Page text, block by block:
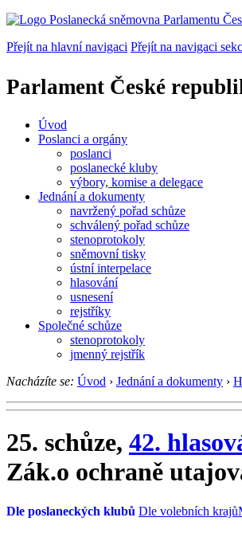
Přejít na hlavní navigaci Přejít na navigaci
Parlament České
Úvod
Poslanci a orgány
poslanci
poslanecké kluby
výbory, komise a delegace
Jednání a dokumenty
navržený pořad schůze
schválený pořad schůze
stenoprotokoly
sněmovní tisky
ústní interpelace
hlasování
usnesení
rejstříky
Společné schůze
stenoprotokoly
jmenný rejstřík
Nacházíte se: Úvod › Jednání a dokumenty ›
25. schůze, 42.
Zák.o ochraně
Dle poslaneckých klubů Dle volebních krajů